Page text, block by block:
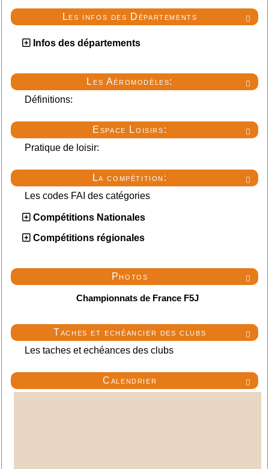

Les infos des Départements
Infos des départements

Les Aéromodèles:
Définitions:

Espace Loisirs:
Pratique de loisir:

La compétition:
Les codes FAI des catégories
Compétitions Nationales
Compétitions régionales

Photos
Championnats de France F5J

Taches et echéancier des clubs
Les taches et echéances des clubs

Calendrier